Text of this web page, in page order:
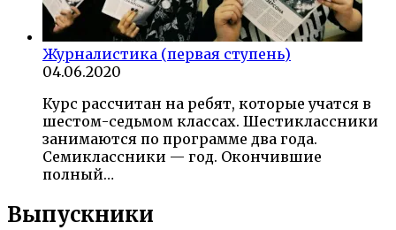
Журналистика (первая ступень)
04.06.2020
Курс рассчитан на ребят, которые учатся в
шестом-седьмом классах. Шестиклассники
занимаются по программе два года.
Семиклассники — год. Окончившие
полный…
Выпускники